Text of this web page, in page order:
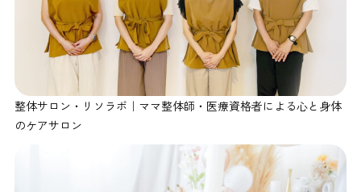
整体サロン・リソラボ｜ママ整体師・医療資格者による心と身体
のケアサロン